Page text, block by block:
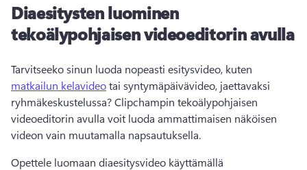
Diaesitysten luominen
tekoälypohjaisen videoeditorin avulla
Tarvitseeko sinun luoda nopeasti esitysvideo, kuten
matkailun kelavideo tai syntymäpäivävideo, jaettavaksi
ryhmäkeskustelussa? Clipchampin tekoälypohjaisen
videoeditorin avulla voit luoda ammattimaisen näköisen
videon vain muutamalla napsautuksella.
Opettele luomaan diaesitysvideo käyttämällä